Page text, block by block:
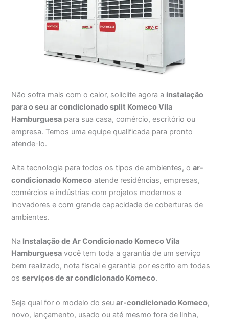
Não sofra mais com o calor, soliciite agora a instalação
para o seu ar condicionado split Komeco Vila
Hamburguesa para sua casa, comércio, escritório ou
empresa. Temos uma equipe qualificada para pronto
atende-lo.
Alta tecnologia para todos os tipos de ambientes, oar-
condicionado Komeco atende residências, empresas,
comércios e indústrias com projetos modernos e
inovadores e com grande capacidade de coberturas de
ambientes.
Na Instalação de Ar Condicionado Komeco Vila
Hamburguesa você tem toda a garantia de um serviço
bem realizado, nota fiscal e garantia por escrito em todas
osserviços de ar condicionado Komeco.
Seja qual for o modelo do seuar-condicionado Komeco,
novo, lançamento, usado ou até mesmo fora de linha,